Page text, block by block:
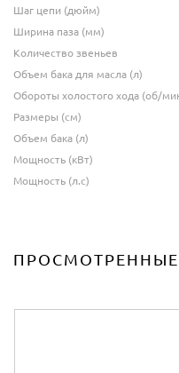
Шаг цепи (дюйм)
Ширина паза (мм)
Количество звеньев
Объем бака для масла (л)
Обороты холостого хода (об/
Размеры (см)
Объем бака (л)
Мощность (кВт)
Мощность (л.с)
Длина шины (см)
Шаг цепи (дюйм)